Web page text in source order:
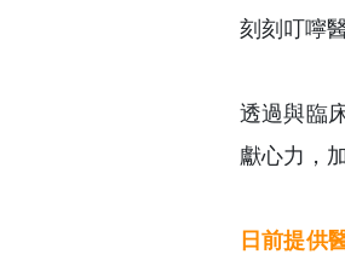
刻刻叮嚀
透過與臨
獻心力，
日前提供